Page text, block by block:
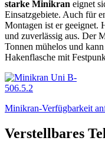
starke Minikran eignet
Einsatzgebiete. Auch für
Montagen ist er geeignet.
und zuverlässig aus. Der
Tonnen mühelos und
Hakenflasche mit
Minikran-Verfügbarkeit
Verstellbares